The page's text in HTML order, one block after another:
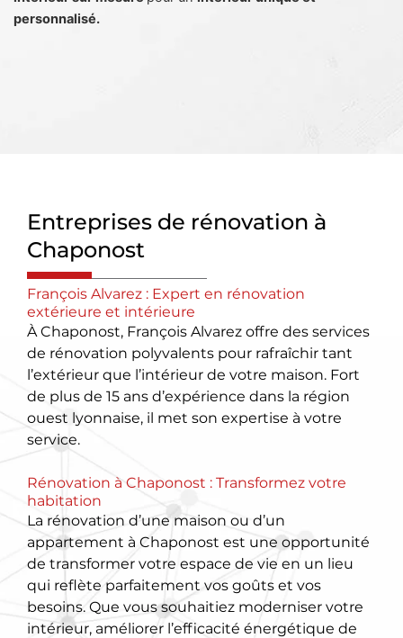
personnalisé.
Entreprises de rénovation à
Chaponost
François Alvarez : Expert en rénovation
extérieure et intérieure
À Chaponost, François Alvarez offre des services
de rénovation polyvalents pour rafraîchir tant
l’extérieur que l’intérieur de votre maison. Fort
de plus de 15 ans d’expérience dans la région
ouest lyonnaise, il met son expertise à votre
service.
Rénovation à Chaponost : Transformez votre
habitation
La rénovation d’une maison ou d’un
appartement à Chaponost est une opportunité
de transformer votre espace de vie en un lieu
qui reflète parfaitement vos goûts et vos
besoins. Que vous souhaitiez moderniser votre
intérieur, améliorer l’efficacité énergétique de